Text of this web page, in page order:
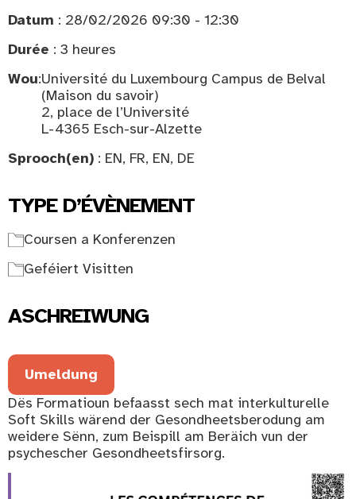
Datum : 28/02/2026 09:30 - 12:30
Durée : 3 heures
Wou:Université du Luxembourg Campus de Belval
(Maison du savoir)
2, place de l’Université
L-4365 Esch-sur-Alzette
Sprooch(en) : EN, FR, EN, DE
TYPE D’ÉVÈNEMENT
Coursen a Konferenzen
Geféiert Visitten
ASCHREIWUNG
Umeldung
Dës Formatioun befaasst sech mat interkulturelle
Soft Skills wärend der Gesondheetsberodung am
weidere Sënn, zum Beispill am Beräich vun der
psychescher Gesondheetsfirsorg.